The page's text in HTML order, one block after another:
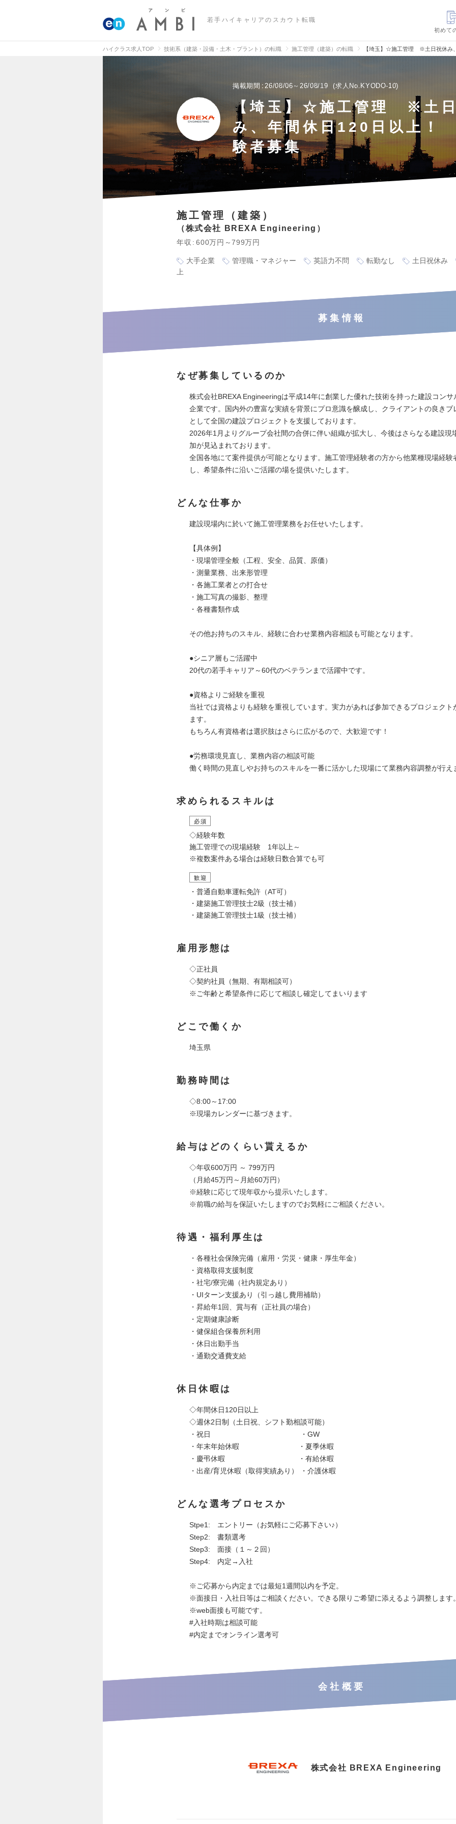
若手ハイキャリアのスカウト転職
初めて
ハイクラス求人TOP 技術系（建築・設備・土木・プラント）の転職 施工管理（建築）の転職 【埼玉】☆施工管理 ※土日祝休み
掲載期間 26/08/06～26/08/19 求人No.KYODO-10
【埼玉】☆施工管理 ※土
み、年間休日120日以上
験者募集
施工管理（建築）
株式会社 BREXA Engineering
年収 600万円～799万円
大手企業 管理職・マネジャー 英語力不問 転勤なし
土日祝休み
上
募集情報
なぜ募集しているのか
株式会社BREXA Engineeringは平成14年に創業した優れた技術を持った建設コンサ
企業です。国内外の豊富な実績を背景にプロ意識を醸成し、クライアントの良きブ
として全国の建設プロジェクトを支援しております。
2026年1月よりグループ会社間の合併に伴い組織が拡大し、今後はさらなる建設現
加が見込まれております。
全国各地にて案件提供が可能となります。施工管理経験者の方から他業種現場経験
し、希望条件に沿いご活躍の場を提供いたします。
どんな仕事か
建設現場内に於いて施工管理業務をお任せいたします。
【具体例】
・現場管理全般（工程、安全、品質、原価）
・測量業務、出来形管理
・各施工業者との打合せ
・施工写真の撮影、整理
・各種書類作成
その他お持ちのスキル、経験に合わせ業務内容相談も可能となります。
●シニア層もご活躍中
20代の若手キャリア～60代のベテランまで活躍中です。
●資格よりご経験を重視
当社では資格よりも経験を重視しています。実力があれば参加できるプロジェクト
ます。
もちろん有資格者は選択肢はさらに広がるので、大歓迎です！
●労務環境見直し、業務内容の相談可能
働く時間の見直しやお持ちのスキルを一番に活かした現場にて業務内容調整が行え
求められるスキルは
必須
◇経験年数
施工管理での現場経験 1年以上～
※複数案件ある場合は経験日数合算でも可
歓迎
・普通自動車運転免許（AT可）
・建築施工管理技士2級（技士補）
・建築施工管理技士1級（技士補）
雇用形態は
◇正社員
◇契約社員（無期、有期相談可）
※ご年齢と希望条件に応じて相談し確定してまいります
どこで働くか
埼玉県
勤務時間は
◇8:00～17:00
※現場カレンダーに基づきます。
給与はどのくらい貰えるか
◇年収600万円 ～ 799万円
（月給45万円～月給60万円）
※経験に応じて現年収から提示いたします。
※前職の給与を保証いたしますのでお気軽にご相談ください。
待遇・福利厚生は
・各種社会保険完備（雇用・労災・健康・厚生年金）
・資格取得支援制度
・社宅/寮完備（社内規定あり）
・UIターン支援あり（引っ越し費用補助）
・昇給年1回、賞与有（正社員の場合）
・定期健康診断
・健保組合保養所利用
・休日出勤手当
・通勤交通費支給
休日休暇は
◇年間休日120日以上
◇週休2日制（土日祝、シフト勤相談可能）
・祝日 ・GW
・年末年始休暇 ・夏季休暇
・慶弔休暇 ・有給休暇
・出産/育児休暇（取得実績あり） ・介護休暇
どんな選考プロセスか
Stpe1: エントリー（お気軽にご応募下さい♪）
Step2: 書類選考
Step3: 面接（１～２回）
Step4: 内定→入社
※ご応募から内定までは最短1週間以内を予定。
※面接日・入社日等はご相談ください。できる限りご希望に添えるよう調整します
※web面接も可能です。
#入社時期は相談可能
#内定までオンライン選考可
会社概要
株式会社 BREXA Engineering